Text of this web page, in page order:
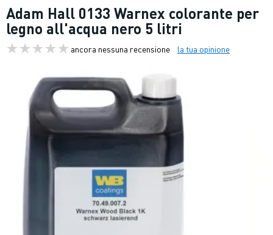
Adam Hall 0133 Warnex colorante per
legno all'acqua nero 5 litri
ancora nessuna recensione la tua opinione